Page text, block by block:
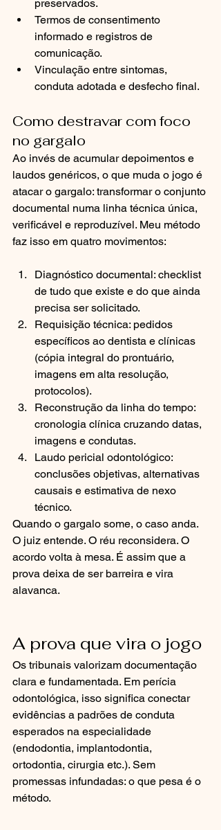
preservados.
Termos de consentimento
informado e registros de
comunicação.
Vinculação entre sintomas,
conduta adotada e desfecho final.
Como destravar com foco
no gargalo
Ao invés de acumular depoimentos e
laudos genéricos, o que muda o jogo é
atacar o gargalo: transformar o conjunto
documental numa linha técnica única,
verificável e reproduzível. Meu método
faz isso em quatro movimentos:
Diagnóstico documental: checklist
de tudo que existe e do que ainda
precisa ser solicitado.
Requisição técnica: pedidos
específicos ao dentista e clínicas
(cópia integral do prontuário,
imagens em alta resolução,
protocolos).
Reconstrução da linha do tempo:
cronologia clínica cruzando datas,
imagens e condutas.
Laudo pericial odontológico:
conclusões objetivas, alternativas
causais e estimativa de nexo
técnico.
Quando o gargalo some, o caso anda.
O juiz entende. O réu reconsidera. O
acordo volta à mesa. É assim que a
prova deixa de ser barreira e vira
alavanca.
A prova que vira o jogo
Os tribunais valorizam documentação
clara e fundamentada. Em perícia
odontológica, isso significa conectar
evidências a padrões de conduta
esperados na especialidade
(endodontia, implantodontia,
ortodontia, cirurgia etc.). Sem
promessas infundadas: o que pesa é o
método.